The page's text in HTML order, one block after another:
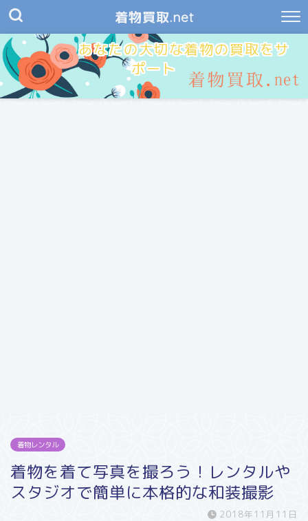
着物買取.net
あなたの大切な着物の買取をサ
ポート
着物レンタル
着物を着て写真を撮ろう！レンタルや
スタジオで簡単に本格的な和装撮影
2018年11月11日